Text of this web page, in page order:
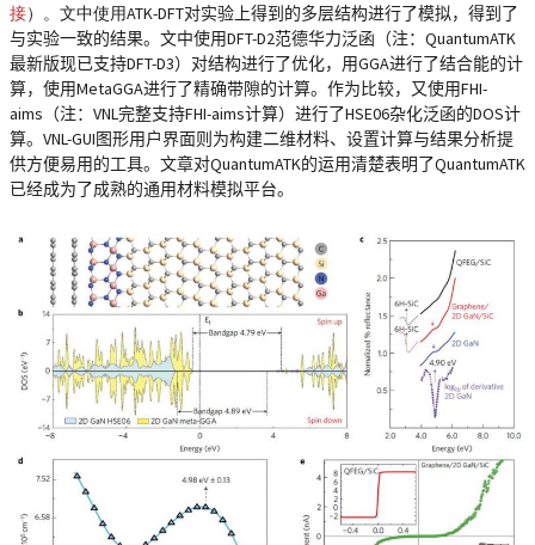
接）。文中使用ATK-DFT对实验上得到的多层结构进行了模拟，得到了
与实验一致的结果。文中使用DFT-D2范德华力泛函（注：QuantumATK
最新版现已支持DFT-D3）对结构进行了优化，用GGA进行了结合能的计
算，使用MetaGGA进行了精确带隙的计算。作为比较，又使用FHI-
aims （注： VNL完整支持FHI-aims计算）进行了HSE06杂化泛函的DOS计
算。 VNL-GUI图形用户界面则为构建二维材料、设置计算与结果分析提
供方便易用的工具。文章对QuantumATK的运用清楚表明了QuantumATK
已经成为了成熟的通用材料模拟平台。